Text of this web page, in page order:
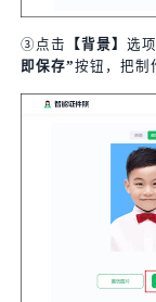
③点击 【背景】 选
即保存”按钮，把制